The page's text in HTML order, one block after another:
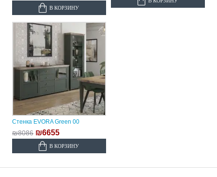
В КОРЗИНУ
Стенка EVORA Green 00
₪8086 ₪6655
В КОРЗИНУ